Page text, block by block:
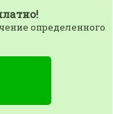
определенного